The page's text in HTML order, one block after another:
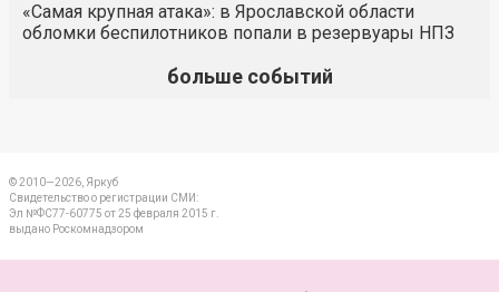
«Самая крупная атака»: в Ярославской области
обломки беспилотников попали в резервуары НПЗ
больше событий
© 2010—2026, Яркуб
Свидетельство о регистрации СМИ:
Эл №ФС77-60775 от 25 февраля 2015 г.
выдано Роскомнадзором